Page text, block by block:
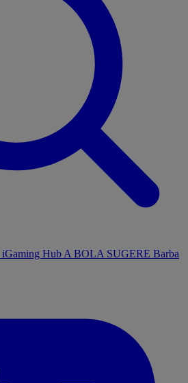
iGaming Hub A BOLA SUGERE Barba